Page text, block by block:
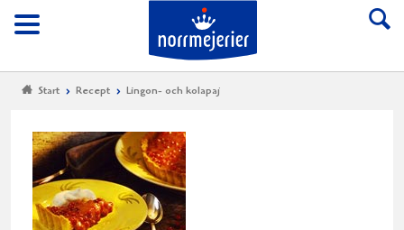
Meny
Till Norrmejerier
Start Recept Lingon- och kolapaj